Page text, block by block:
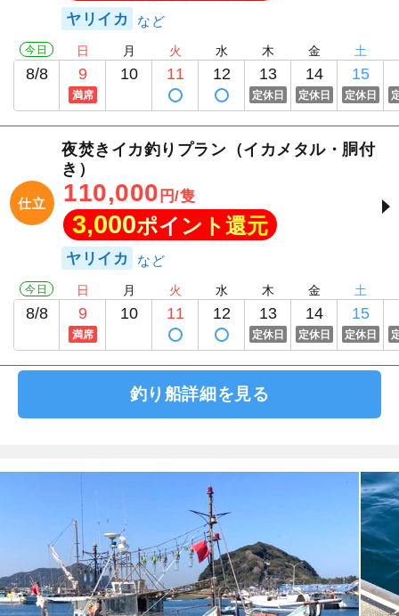
ヤリイカ
今日
8/8
日
9
満席
月
10
火
11
水
12
木
13
定休日
金
14
定休日
土
15
定休日
仕立
夜焚きイカ釣りプラン（イカメタル・胴付
き）
110,000 円/隻
3,000ポイント還元
ヤリイカ
今日
8/8
日
9
満席
月
10
火
11
水
12
木
13
定休日
金
14
定休日
土
15
定休日
釣り船詳細を見る